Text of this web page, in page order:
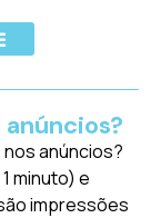
anúncios?
minuto) e
impressões